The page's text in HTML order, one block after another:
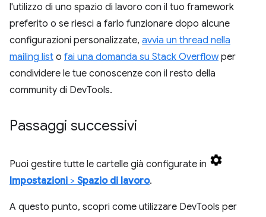
l'utilizzo di uno spazio di lavoro con il tuo framework
preferito o se riesci a farlo funzionare dopo alcune
configurazioni personalizzate, avvia un thread nella
mailing list o fai una domanda su Stack Overflowper
condividere le tue conoscenze con il resto della
community di DevTools.
Passaggi successivi
Puoi gestire tutte le cartelle già configurate in
Impostazioni > Spazio di lavoro.
A questo punto, scopri come utilizzare DevTools per